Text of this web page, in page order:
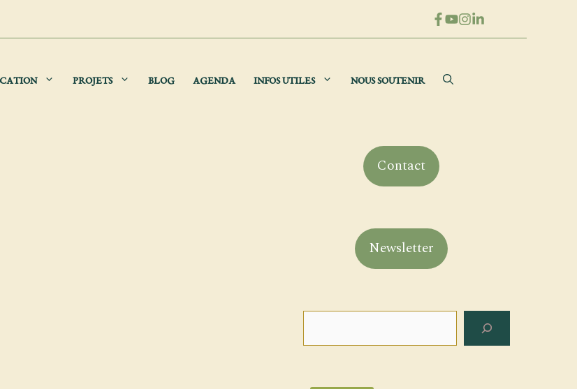
PROJETS BLOG AGENDA INFOS UTILES NOUS SOUTENIR
Contact
Newsletter